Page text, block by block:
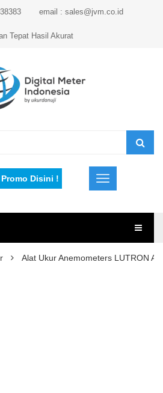
email : sales@jvm.co.id
Tepat Hasil Akurat
Promo Disini !
Alat Ukur Anemometers LUTRON